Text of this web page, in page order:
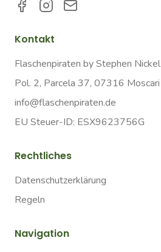
Kontakt
Flaschenpiraten by Stephen Nickel
Pol. 2, Parcela 37, 07316 Moscari
info@flaschenpiraten.de
EU Steuer-ID: ESX9623756G
Rechtliches
Datenschutzerklärung
Regeln
Navigation